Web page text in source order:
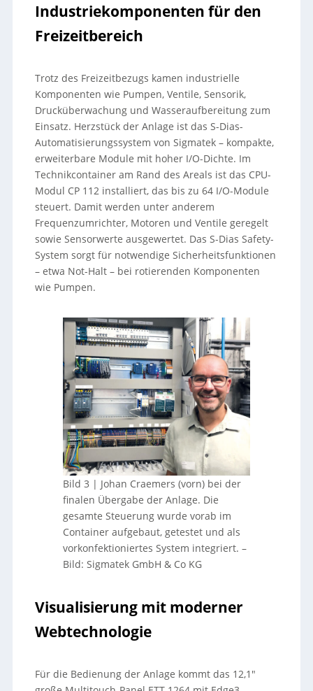
Industriekomponenten für den
Freizeitbereich
Trotz des Freizeitbezugs kamen industrielle
Komponenten wie Pumpen, Ventile, Sensorik,
Drucküberwachung und Wasseraufbereitung zum
Einsatz. Herzstück der Anlage ist das S-Dias-
Automatisierungssystem von Sigmatek – kompakte,
erweiterbare Module mit hoher I/O-Dichte. Im
Technikcontainer am Rand des Areals ist das CPU-
Modul CP 112 installiert, das bis zu 64 I/O-Module
steuert. Damit werden unter anderem
Frequenzumrichter, Motoren und Ventile geregelt
sowie Sensorwerte ausgewertet. Das S-Dias Safety-
System sorgt für notwendige Sicherheitsfunktionen
– etwa Not-Halt – bei rotierenden Komponenten
wie Pumpen.
Bild 3 | Johan Craemers (vorn) bei der
finalen Übergabe der Anlage. Die
gesamte Steuerung wurde vorab im
Container aufgebaut, getestet und als
vorkonfektioniertes System integriert. –
Bild: Sigmatek GmbH & Co KG
Visualisierung mit moderner
Webtechnologie
Für die Bedienung der Anlage kommt das 12,1″